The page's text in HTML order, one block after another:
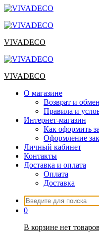
Перейти
содержимому
VIVADECO
VIVADECO
О магазине
Возврат и обмен
Правила и
Интернет-магазин
Как оформить
Оформление
Личный кабинет
Контакты
Доставка и оплата
Оплата
Доставка
Искать:
0
В корзине нет